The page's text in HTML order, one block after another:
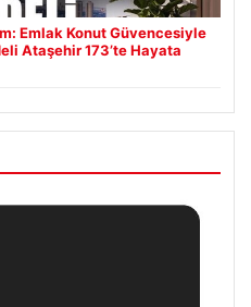
Emlak Konut Güvencesiyle
Ataşehir 173’te Hayata